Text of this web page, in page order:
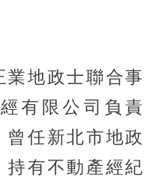
地政士聯合事
有限公司負責
曾任新北市地政
持有不動產經紀